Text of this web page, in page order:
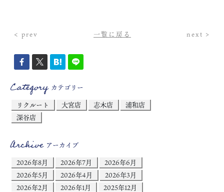
< prev 一覧に戻る next >
Categoryカテゴリー
リクルート
大宮店 志木店
浦和店
深谷店
Archiveアーカイブ
2026年8月
2026年7月
2026年6月
2026年5月
2026年4月
2026年3月
2026年2月
2026年1月
2025年12月